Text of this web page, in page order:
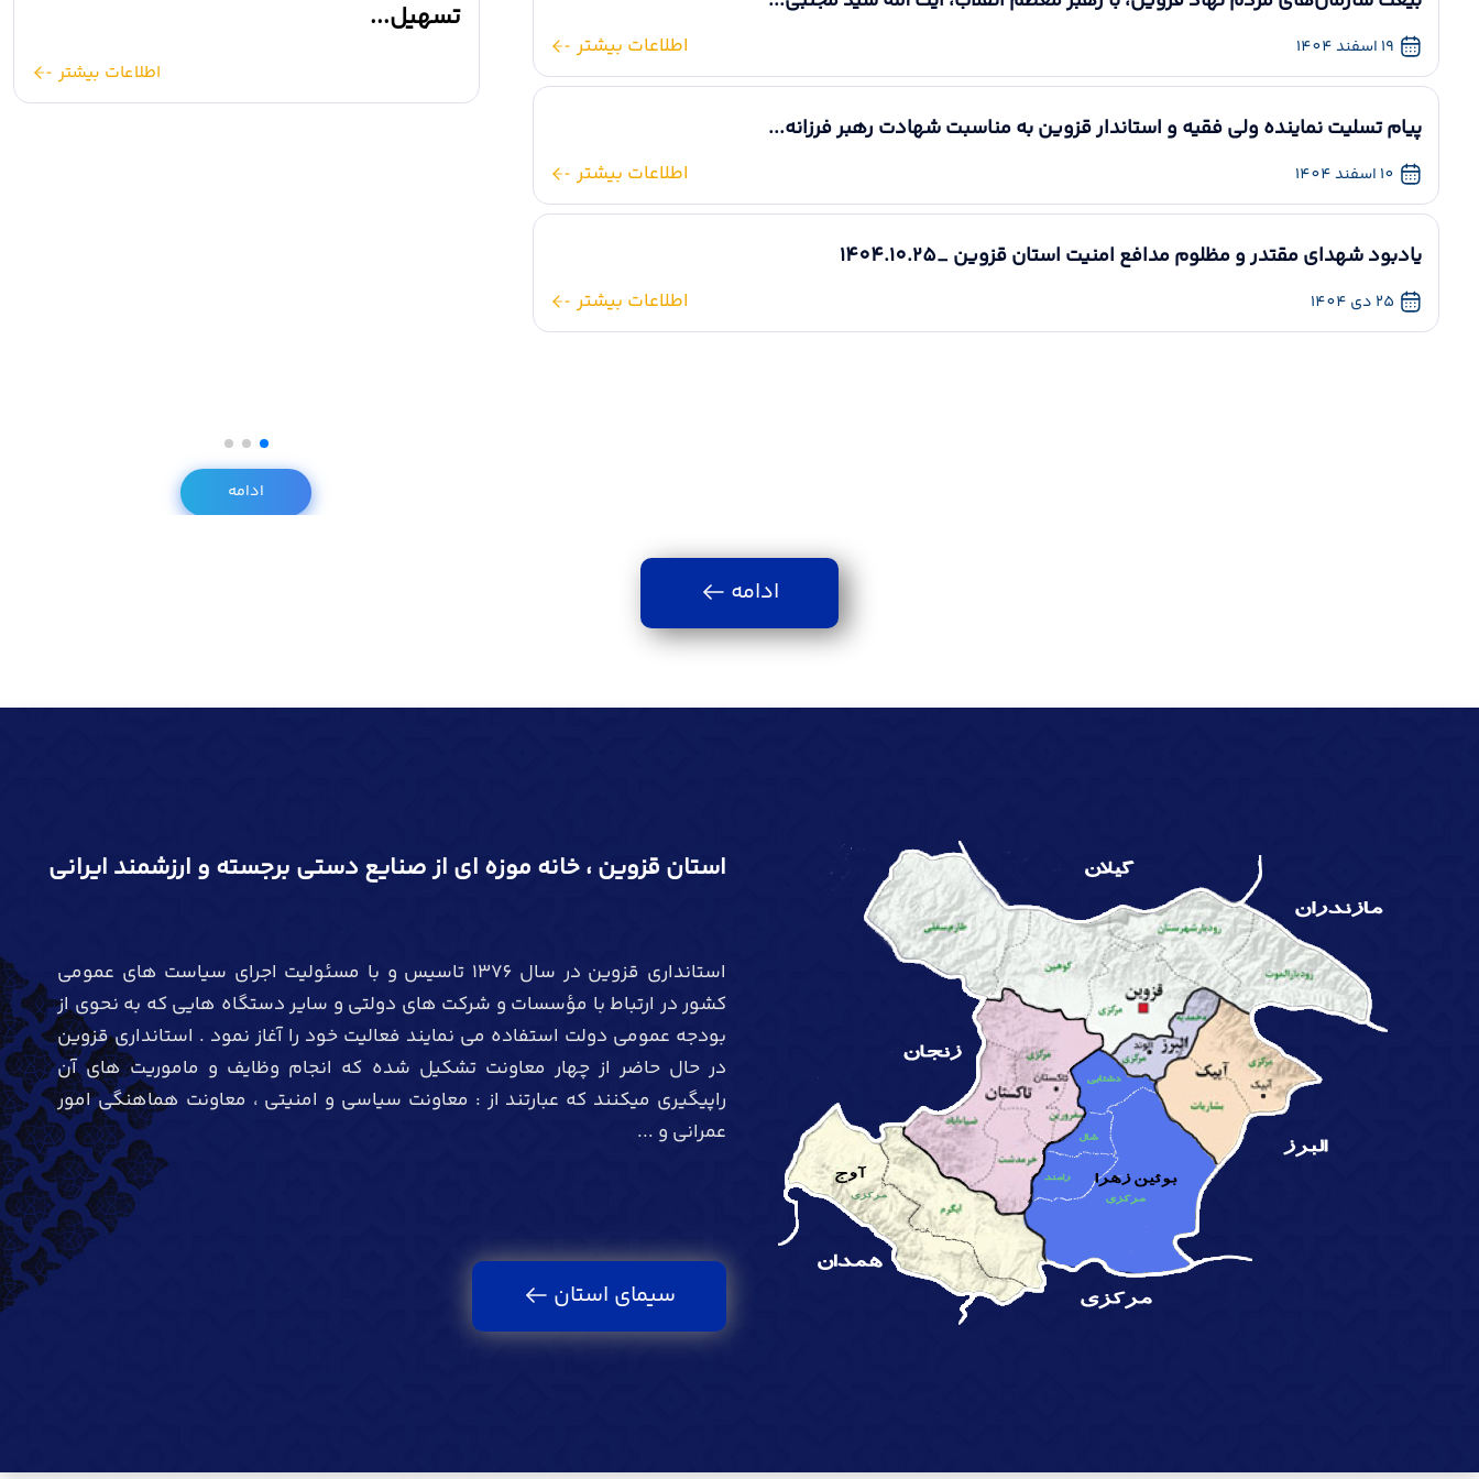
19 اسفند 1404 اطلاعات بیشتر
پیام تسلیت نماینده ولی فقیه و استاندار قزوین به مناسبت شهادت رهبر فرزانه...
10 اسفند 1404 اطلاعات بیشتر
یادبود شهدای مقتدر و مظلوم مدافع امنیت استان قزوین _1404.10.25
25 دی 1404 اطلاعات بیشتر
تسهیل...
اطلاعات بیشتر
ادامه
ادامه
استان قزوین ، خانه موزه ای از صنایع دستی برجسته و ارزشمند ایرانی
استانداری قزوین در سال 1376 تاسیس و با مسئولیت اجرای سیاست های عمومی
کشور در ارتباط با مؤسسات و شرکت های دولتی و سایر دستگاه هایی که به نحوی از
بودجه عمومی دولت استفاده می نمایند فعالیت خود را آغاز نمود . استانداری قزوین
در حال حاضر از چهار معاونت تشکیل شده که انجام وظایف و ماموریت های آن
راپیگیری میکنند که عبارتند از : معاونت سیاسی و امنیتی ، معاونت هماهنگی امور
عمرانی و ...
سیمای استان